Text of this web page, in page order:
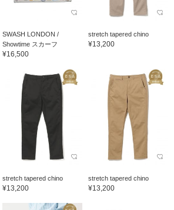
SWASH LONDON /
Showtime スカーフ
¥16,500
stretch tapered chino
¥13,200
stretch tapered chino
¥13,200
stretch tapered chino
¥13,200